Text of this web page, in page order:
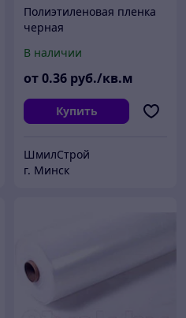
Полиэтиленовая пленка
черная
В наличии
от0.36 руб./кв.м
Купить
ШмилСтрой
г. Минск